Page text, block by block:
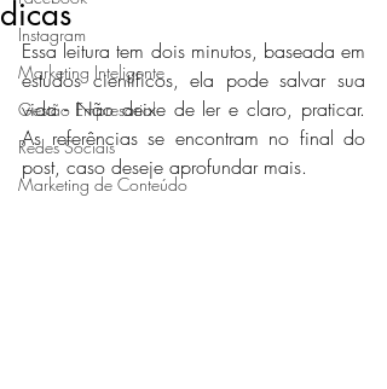
Instagram
Marketing Inteligente
Gestão Empresarial
Redes Sociais
Marketing de Conteúdo
dicas
Essa leitura tem dois minutos, baseada em
estudos científicos, ela pode salvar sua
vida - Não deixe de ler e claro, praticar.
As referências se encontram no final do
post, caso deseje aprofundar mais.